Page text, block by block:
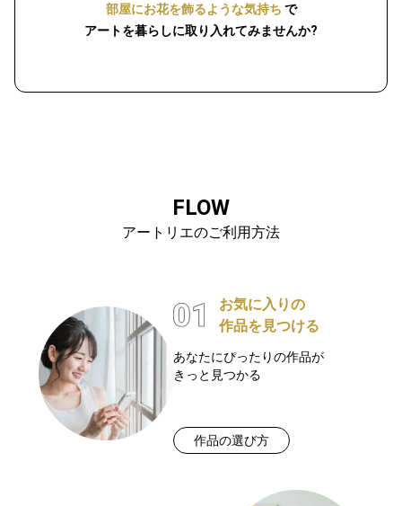
部屋にお花を飾るような気持ち で
アートを暮らしに取り入れてみませんか?
FLOW
アートリエのご利用方法
お気に入りの
作品を見つける
あなたにぴったりの作品が
きっと見つかる
作品の選び方